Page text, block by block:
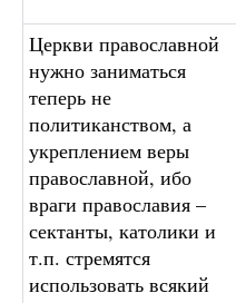
Церкви православной
нужно заниматься
теперь не
политиканством, а
укреплением веры
православной, ибо
враги православия –
сектанты, католики и
т.п. стремятся
использовать всякий